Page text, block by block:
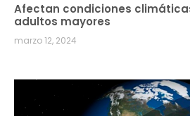
Afectan condiciones
adultos mayores
marzo 12, 2024